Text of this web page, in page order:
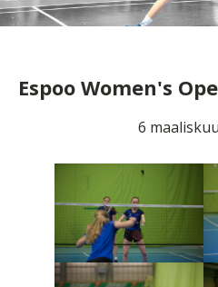
Espoo Women's
6